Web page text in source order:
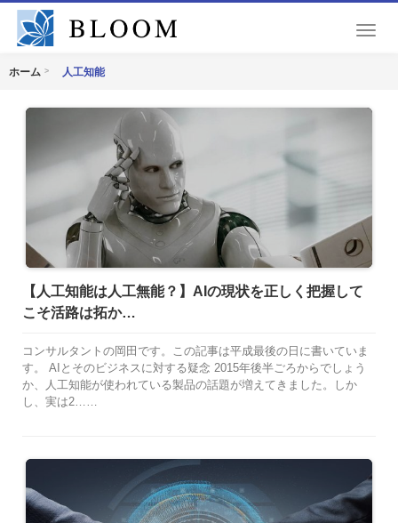
T
t
ホーム 人工知能
【人工知能は人工無能？】AIの現状を正しく把握して
こそ活路は拓か…
コンサルタントの岡田です。この記事は平成最後の日に書いていま
す。 AIとそのビジネスに対する疑念 2015年後半ごろからでしょう
か、人工知能が使われている製品の話題が増えてきました。しか
し、実は2……